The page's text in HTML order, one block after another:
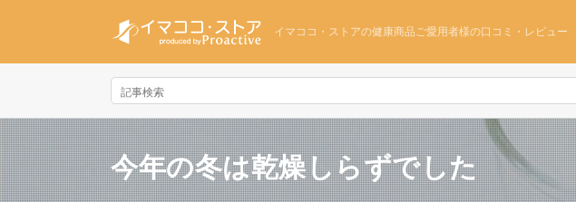
イマココ・ストアの健康商品ご愛用者様の口コミ・レビュー
今年の冬は乾燥しらずでした